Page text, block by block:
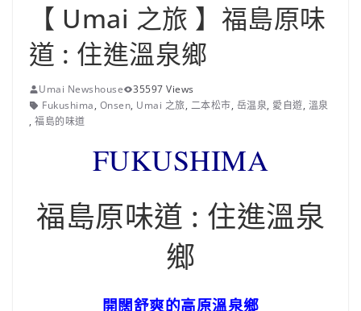
【 Umai 之旅 】福島原味
道 : 住進溫泉鄉
Umai Newshouse
35597 Views
Fukushima, Onsen, Umai 之旅, 二本松市, 岳温泉, 愛自遊, 溫泉
, 福島的味道
FUKUSHIMA
福島原味道 : 住進溫泉
鄉
開闊舒爽的高原溫泉鄉